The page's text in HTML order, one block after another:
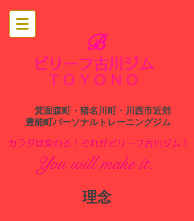
ビリーフ古川ジム
TOYONO
B
箕面森町・猪名川町・川西市近郊
​豊能町パーソナルトレーニングジム
​カラダは変わる！それがビリーフ古川ジム！
You will make it.
​理念